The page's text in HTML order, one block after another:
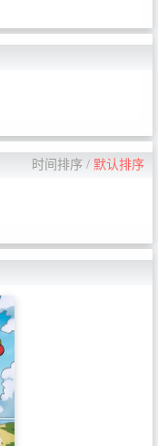
时间排序 / 默认排序